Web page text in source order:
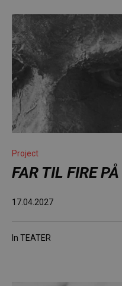
Project
FAR TIL FIRE
17.04.2027
In TEATER